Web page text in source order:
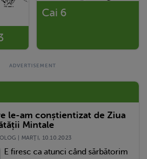
Cai 6
le-am conștientizat de Ziua
Mintale
| MARŢI, 10.10.2023
E firesc ca atunci când sărbătorim